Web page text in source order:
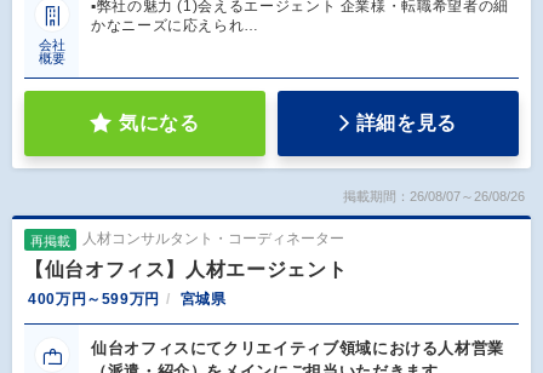
会社
概要
▪️弊社の魅力 (1)会えるエージェント 企業様・転職希望者の細
かなニーズに応えられ…
気になる 詳細を見る
掲載期間：26/08/07～26/08/26
再掲載 人材コンサルタント・コーディネーター
【仙台オフィス】人材エージェント
400万円～599万円 宮城県
仙台オフィスにてクリエイティブ領域における人材営業